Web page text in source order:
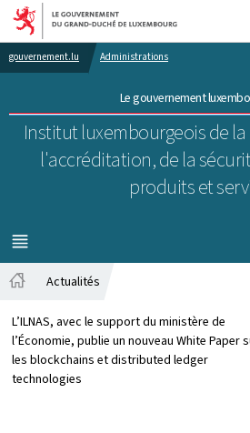
Aller au menu
Aller au contenu
gouvernement.lu Administrations
Le gouvernement
Institut luxembourgeois de
l'accréditation, de la
produits et
MENU
PRINCIPAL
Actualités
L’ILNAS, avec le support du ministère de
l’Économie, publie un nouveau White Paper
les blockchains et distributed ledger
technologies